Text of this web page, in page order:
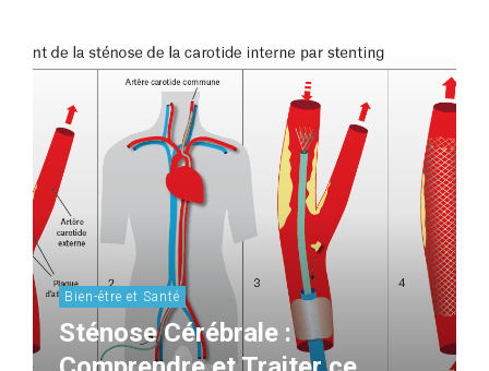
Bien-être et Santé
Sténose Cérébrale :